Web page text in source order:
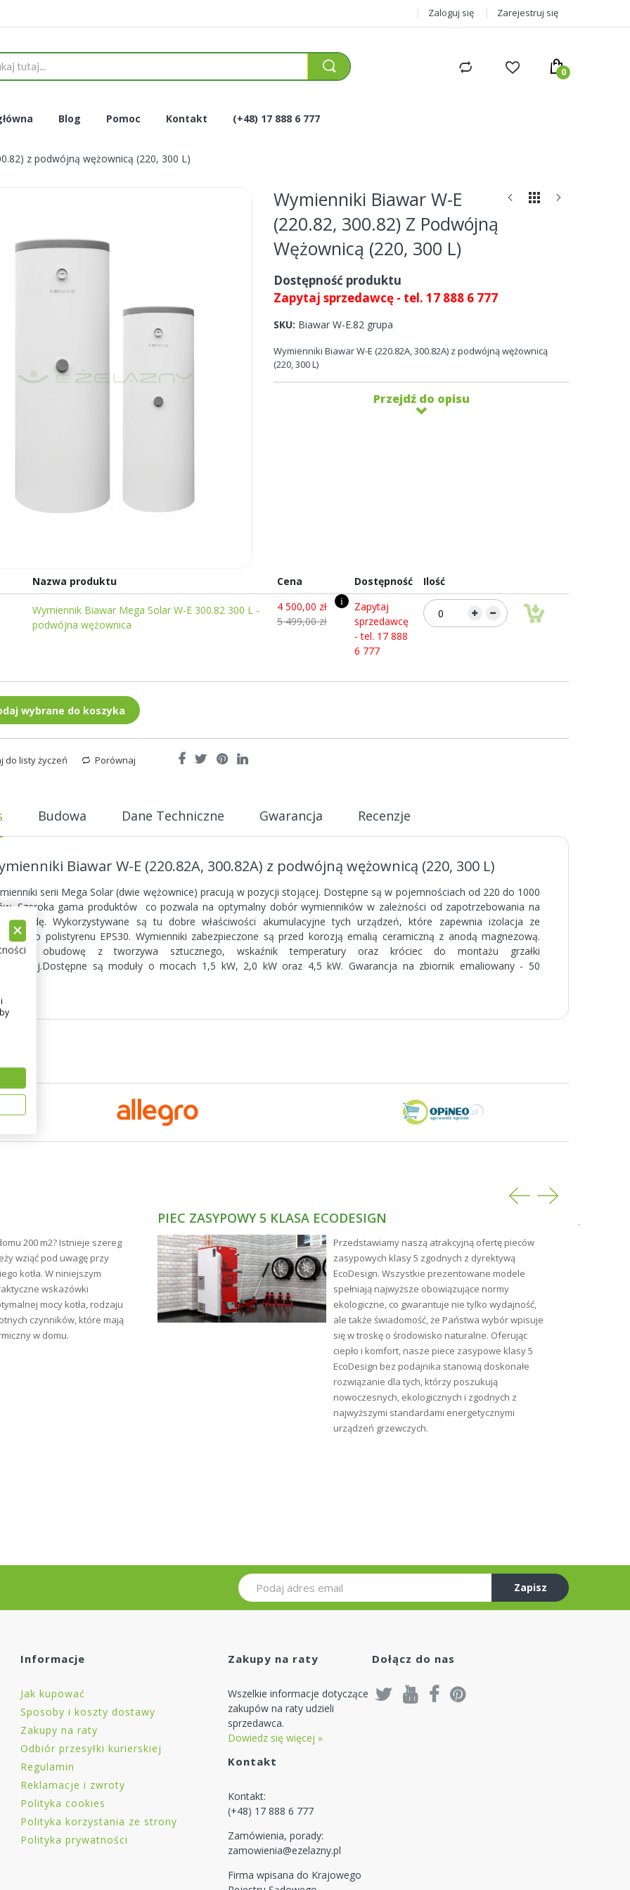
Zaloguj się Zarejestruj się
Blog Pomoc Kontakt (+48) 17 888 6 777
z podwójną wężownicą (220, 300 L)
Wymienniki Biawar W-E
(220.82, 300.82) Z Podwójną
Wężownicą (220, 300 L)
Dostępność produktu
Zapytaj sprzedawcę - tel. 17 888 6 777
SKU Biawar W-E.82 grupa
Wymienniki Biawar W-E (220.82A, 300.82A) z podwójną wężownicą
(220, 300 L)
Przejdź do opisu
Nazwa produktu Cena Dostępność Ilość
Wymiennik Biawar Mega Solar W-E 300.82 300 L -
podwójna wężownica
4 500,00 zł
5 499,00 zł
i
Zapytaj
sprzedawcę
- tel. 17 888
6 777
wybrane do koszyka
do listy życzeń Porównaj
Budowa Dane Techniczne Gwarancja Recenzje
Biawar W-E (220.82A, 300.82A) z podwójną wężownicą (220, 300 L)
serii Mega Solar (dwie wężownice) pracują w pozycji stojącej. Dostępne są w pojemnościach od 220 do 1000
Szeroka gama produktów co pozwala na optymalny dobór wymienników w zależności od zapotrzebowania na
wodę. Wykorzystywane są tu dobre właściwości akumulacyjne tych urządzeń, które zapewnia izolacja ze
polistyrenu EPS30. Wymienniki zabezpieczone są przed korozją emalią ceramiczną z anodą magnezową.
obudowę z tworzywa sztucznego, wskaźnik temperatury oraz króciec do montażu grzałki
są moduły o mocach 1,5 kW, 2,0 kW oraz 4,5 kW. Gwarancja na zbiornik emaliowany - 50
200 m2? Istnieje szereg
wziąć pod uwagę przy
kotła. W niniejszym
wskazówki
mocy kotła, rodzaju
czynników, które mają
w domu.
PIEC ZASYPOWY 5 KLASA ECODESIGN
Przedstawiamy naszą atrakcyjną ofertę pieców
zasypowych klasy 5 zgodnych z dyrektywą
EcoDesign. Wszystkie prezentowane modele
spełniają najwyższe obowiązujące normy
ekologiczne, co gwarantuje nie tylko wydajność,
ale także świadomość, że Państwa wybór wpisuje
się w troskę o środowisko naturalne. Oferując
ciepło i komfort, nasze piece zasypowe klasy 5
EcoDesign bez podajnika stanowią doskonałe
rozwiązanie dla tych, którzy poszukują
nowoczesnych, ekologicznych i zgodnych z
najwyższymi standardami energetycznymi
urządzeń grzewczych.
Zapisz
się
Informacje
Jak kupować
Sposoby i koszty dostawy
Zakupy na raty
Odbiór przesyłki kurierskiej
Regulamin
Reklamacje i zwroty
Polityka cookies
Polityka korzystania ze strony
Polityka prywatności
Zakupy na raty
Wszelkie informacje dotyczące
zakupów na raty udzieli
sprzedawca.
Dowiedz się więcej »
Kontakt
Kontakt:
(+48) 17 888 6 777
Zamówienia, porady:
zamowienia@ezelazny.pl
Firma wpisana do Krajowego
Dołącz do nas